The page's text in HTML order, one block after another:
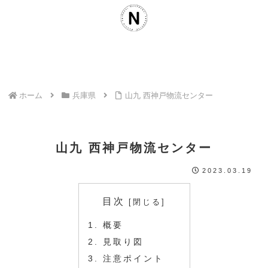
ホーム 兵庫県 山九 西神戸物流センター
山九 西神戸物流センター
2023.03.19
目次
概要
見取り図
注意ポイント